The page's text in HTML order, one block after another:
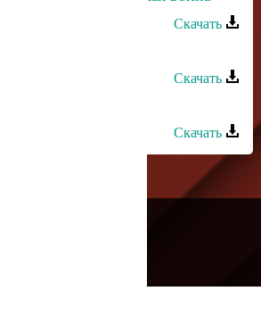
Скачать
Скачать
Скачать